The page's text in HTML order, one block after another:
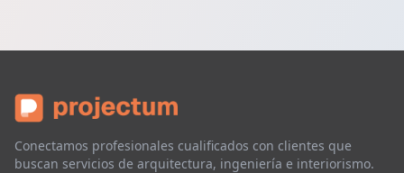
Conectamos profesionales cualificados con clientes que
buscan servicios de arquitectura, ingeniería e interiorismo.